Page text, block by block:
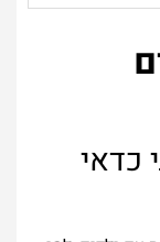
כדאי